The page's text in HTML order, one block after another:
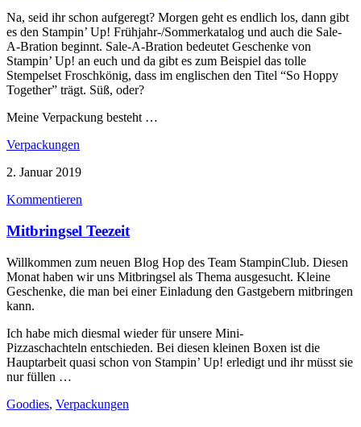
Na, seid ihr schon aufgeregt? Morgen geht es endlich los, dann gibt
es den Stampin’ Up! Frühjahr-/Sommerkatalog und auch die Sale-
A-Bration beginnt. Sale-A-Bration bedeutet Geschenke von
Stampin’ Up! an euch und da gibt es zum Beispiel das tolle
Stempelset Froschkönig, dass im englischen den Titel “So Hoppy
Together” trägt. Süß, oder?
Meine Verpackung besteht …
Verpackungen
2. Januar 2019
Kommentieren
Mitbringsel Teezeit
Willkommen zum neuen Blog Hop des Team StampinClub. Diesen
Monat haben wir uns Mitbringsel als Thema ausgesucht. Kleine
Geschenke, die man bei einer Einladung den Gastgebern mitbringen
kann.
Ich habe mich diesmal wieder für unsere Mini-
Pizzaschachteln entschieden. Bei diesen kleinen Boxen ist die
Hauptarbeit quasi schon von Stampin’ Up! erledigt und ihr müsst sie
nur füllen …
Goodies, Verpackungen